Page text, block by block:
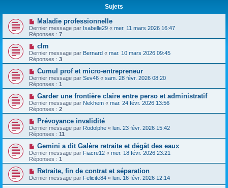
Sujets
Maladie professionnelle
Dernier message par Isabelle29 « mer. 11 mars 2026 16:47
Réponses : 7
clm
Dernier message par Bernard « mar. 10 mars 2026 09:45
Réponses : 3
Cumul prof et micro-entrepreneur
Dernier message par Sev46 « sam. 28 févr. 2026 08:20
Réponses : 1
Garder une frontière claire entre perso et administratif
Dernier message par Nekhem « mar. 24 févr. 2026 13:56
Réponses : 2
Prévoyance invalidité
Dernier message par Rodolphe « lun. 23 févr. 2026 15:42
Réponses : 11
Gemini a dit Galère retraite et dégât des eaux
Dernier message par Fiacre12 « mer. 18 févr. 2026 23:21
Réponses : 1
Retraite, fin de contrat et séparation
Dernier message par Felicite84 « lun. 16 févr. 2026 12:14